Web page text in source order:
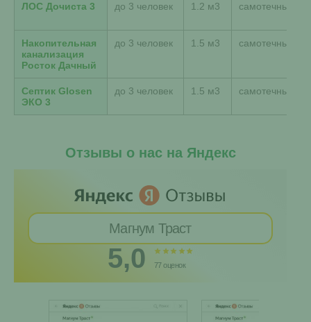
ЛОС Дочиста 3 до 3 человек 1.2 м3 самотечный
Накопительная
канализация
Росток Дачный
до 3 человек 1.5 м3 самотечный
Септик Glosen
ЭКО 3
до 3 человек 1.5 м3 самотечный
Отзывы о нас на Яндекс
Магнум Траст
5,0 77 оценок